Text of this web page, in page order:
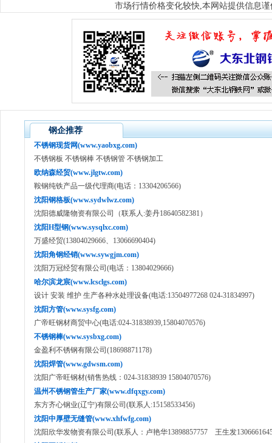
市场行情价格变化较快,本网站提供信息
钢企推荐
不锈钢现货网(www.yaobxg.com)
不锈钢板 不锈钢棒 不锈钢管 不锈钢加工
欧纳森经贸(www.jlgtw.com)
鞍钢纯铁产品一级代理商(电话：13304206566)
沈阳钢格板(www.sydwlwz.com)
沈阳德威隆物资有限公司（联系人:姜丹18640582381）
沈阳H型钢(www.sysqlxc.com)
万盛经贸(13804029666、13066690404)
沈阳角钢经销(www.sywgjm.com)
沈阳万冠经贸有限公司(电话：13804029666)
哈尔滨龙宸(www.lcsclgs.com)
设计 安装 维护 生产各种水处理设备(电话:13504977268 024-31834997)
沈阳方管(www.sysfg.com)
广帝旺钢材商贸中心(电话:024-31838939,15804070576)
不锈钢棒(www.sysbxg.com)
金盈利不锈钢有限公司(18698871178)
沈阳焊管(www.gdwsm.com)
沈阳广帝旺钢材(销售热线：024-31838939 15804070576)
温州不锈钢管生产厂家(www.dfqxgy.com)
东方齐心钢业(辽宁)有限公司(联系人:15158533456)
沈阳中厚壁无缝管(www.xhfwfg.com)
沈阳欣华发物资有限公司(联系人：卢艳华13898857757 王生发